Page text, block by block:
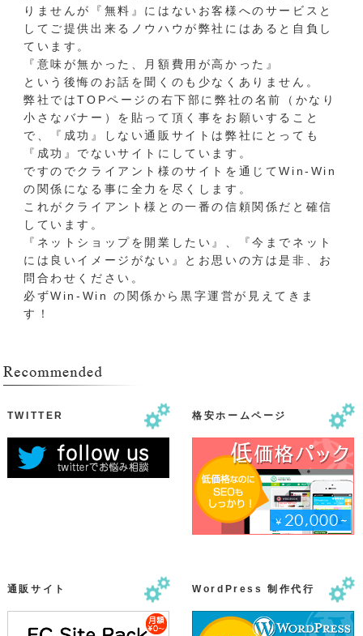
りませんが『無料』にはないお客様へのサービスと
してご提供出来るノウハウが弊社にはあると自負し
ています。
『意味が無かった、月額費用が高かった』
という後悔のお話を聞くのも少なくありません。
弊社ではTOPページの右下部に弊社の名前（かなり
小さなバナー）を貼って頂く事をお願いすること
で、『成功』しない通販サイトは弊社にとっても
『成功』でないサイトにしています。
ですのでクライアント様のサイトを通じてWin-Win
の関係になる事に全力を尽くします。
これがクライアント様との一番の信頼関係だと確信
しています。
『ネットショップを開業したい』、『今までネット
には良いイメージがない』とお思いの方は是非、お
問合わせください。
必ずWin-Win の関係から黒字運営が見えてきま
す！
TWITTER 格安ホームページ
通販サイト WordPress 制作代行